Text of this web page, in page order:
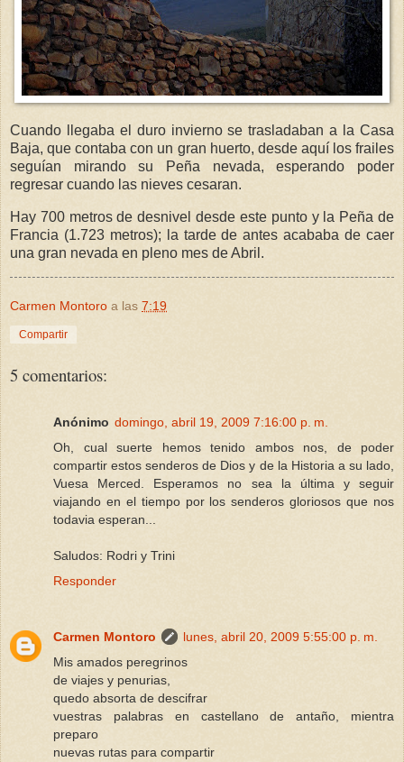
Cuando llegaba el duro inviernose trasladaban a la Casa
Baja, que contaba con un gran huerto, desde aquílos frailes
seguían mirando su Peña nevada, esperando poder
regresar cuando las nieves cesaran.
Hay 700 metros de desnivel desde este punto y la Peña de
Francia (1.723 metros); la tarde de antes acababa de caer
una gran nevada en pleno mes de Abril.
Carmen Montoro a las 7:19
Compartir
5 comentarios:
Anónimo domingo, abril 19, 2009 7:16:00 p. m.
Oh, cual suerte hemos tenido ambos nos, de poder
compartir estos senderos de Dios y de la Historia a su lado,
Vuesa Merced. Esperamos no sea la última y seguir
viajando en el tiempo por los senderos gloriosos que nos
todavia esperan...
Saludos: Rodri y Trini
Responder
Carmen Montoro
lunes, abril 20, 2009 5:55:00 p. m.
Mis amados peregrinos
de viajes y penurias,
quedo absorta de descifrar
vuestras palabras en castellano de antaño, mientra
preparo
nuevas rutas para compartir